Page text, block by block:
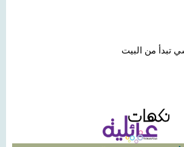
تبدأ من البيت